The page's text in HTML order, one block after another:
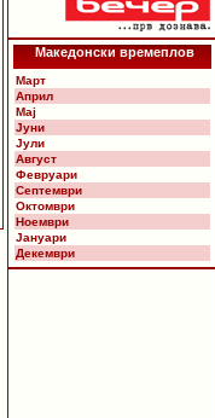
Македонски времеплов
Март
Април
Мај
Јуни
Јули
Август
Февруари
Септември
Октомври
Ноември
Јануари
Декември